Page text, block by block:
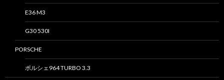
E36 M3
G30 530I
PORSCHE
ポルシェ964 TURBO 3.3